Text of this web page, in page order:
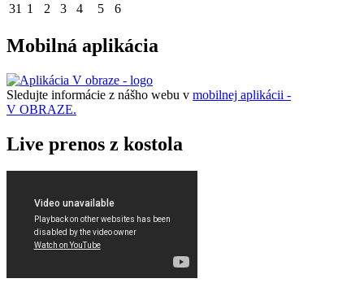
31 1 2 3 4 5 6
Mobilná aplikácia
Sledujte informácie z nášho webu v mobilnej aplikácii -
V OBRAZE.
Live prenos z kostola